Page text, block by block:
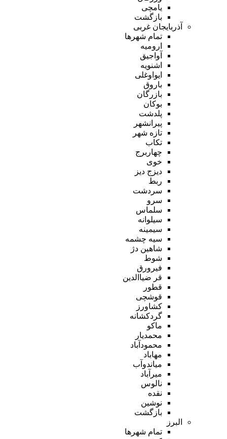
یامچی
بازگشت
آذربایجان غربی
تمام شهر‌ها
ارومیه
آواجیق
اشنویه
ایواوغلی
باروق
بازرگان
بوکان
پلدشت
پیرانشهر
تازه شهر
تکاب
چهاربرج
خوی
دیزج دیز
ربط
سردشت
سرو
سلماس
سیلوانه
سیمینه
سیه چشمه
شاهین دژ
شوط
فیرورق
قر ضیاالدین
قطور
قوشچی
کشاورز
گردکشانه
ماکو
محمدیار
محمودآباد
مهاباد
میاندوآب
میرآباد
نالوس
نقده
نوشین
بازگشت
البرز
تمام شهر‌ها